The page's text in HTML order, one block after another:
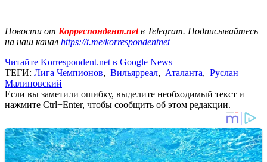
Новости от Корреспондент.netв Telegram. Подписывайтесь
на наш канал https://t.me/korrespondentnet
Читайте Korrespondent.net в Google News
ТЕГИ: Лига Чемпионов, Вильярреал, Аталанта, Руслан
Малиновский
Если вы заметили ошибку, выделите необходимый текст и
нажмите Ctrl+Enter, чтобы сообщить об этом редакции.